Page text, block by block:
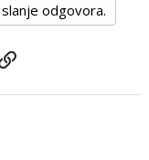
odgovora.